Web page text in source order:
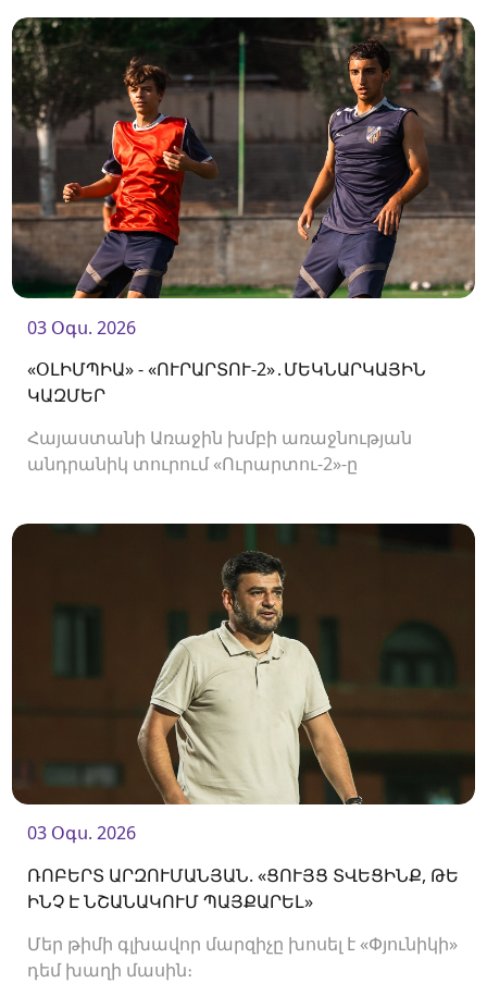
03 Օգս. 2026
«ՕԼԻՄՊԻԱ» - «ՈՒՐԱՐՏՈՒ-2»․ՄԵԿՆԱՐԿԱՅԻՆ
ԿԱԶՄԵՐ
Հայաստանի Առաջին խմբի առաջնության
անդրանիկ տուրում «Ուրարտու-2»-ը
03 Օգս. 2026
ՌՈԲԵՐՏ ԱՐԶՈՒՄԱՆՅԱՆ. «ՑՈՒՅՑ ՏՎԵՑԻՆՔ, ԹԵ
ԻՆՉ Է ՆՇԱՆԱԿՈՒՄ ՊԱՅՔԱՐԵԼ»
Մեր թիմի գլխավոր մարզիչը խոսել է «Փյունիկի»
դեմ խաղի մասին։